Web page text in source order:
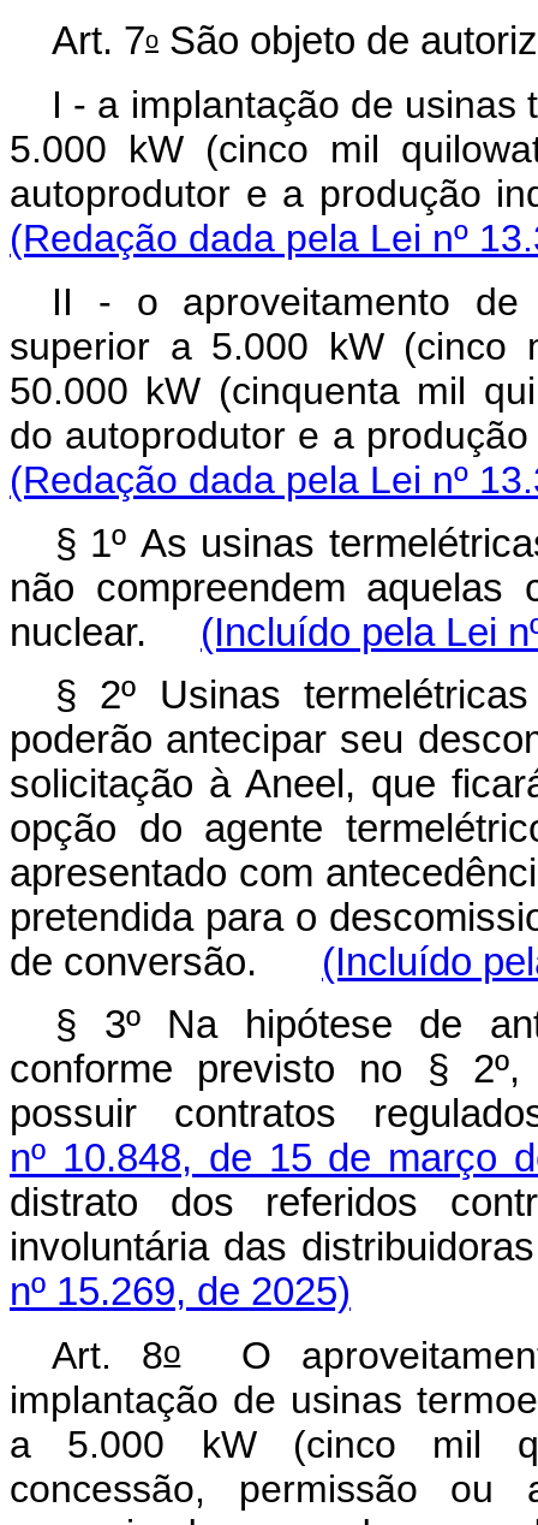
Art. 7o São objeto de
I - a implantação de usinas
5.000 kW (cinco mil
autoprodutor e a
(Redação dada pela Lei nº
II - o aproveitamento de
superior a 5.000 kW (cinco
50.000 kW (cinquenta mil
do autoprodutor e a
(Redação dada pela Lei nº
§ 1º As usinas
não compreendem
nuclear. (Incluído pela Lei
§ 2º Usinas
poderão antecipar seu
solicitação à Aneel, que
opção do agente
apresentado com
pretendida para o
de conversão. (Incluído
§ 3º Na hipótese de
conforme previsto no §
possuir contratos
nº 10.848, de 15 de março
distrato dos referidos
involuntária das
nº 15.269, de 2025)
Art. 8oO
implantação de usinas
a 5.000 kW (cinco mil
concessão, permissão ou